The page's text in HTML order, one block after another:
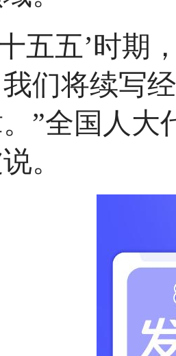
五’时期，
们将续写
”全国人大
。